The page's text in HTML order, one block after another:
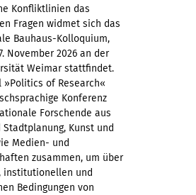
Konfliktlinien das
Fragen widmet sich das
Bauhaus-Kolloquium,
November 2026 an der
Weimar stattfindet.
»Politics of Research«
Konferenz
Forschende aus
Kunst und
Medien- und
zusammen, um über
institutionellen und
Bedingungen von